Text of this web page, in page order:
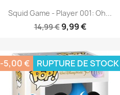
Squid Game - Player 001: Oh...
14,99 € 9,99 €
Aperçu rapide
-5,00 € RUPTURE DE STOCK